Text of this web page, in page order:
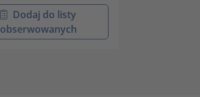
Dodaj do listy
obserwowanych